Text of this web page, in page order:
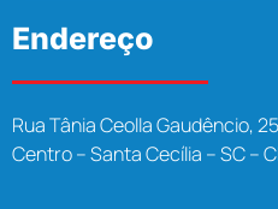
Endereço
Rua Tânia Ceolla Gaudêncio,
Centro – Santa Cecília – SC –